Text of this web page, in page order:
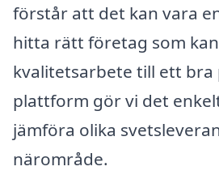
förstår att det kan vara
hitta rätt företag som
kvalitetsarbete till ett bra
plattform gör vi det
jämföra olika
närområde.